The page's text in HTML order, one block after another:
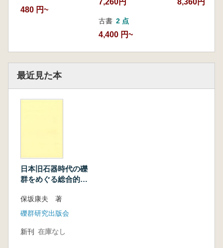
第3節 完形度分析
第4節 接合関係と欠落礫の検討
第5節 礫群とブロック・母岩消費の関わり
第6節 礫群の分類と使用過程の推定
第4章 礫群をめぐる実験考古学
第1節 礫の割れに関する実験的研究
第2節 礫群平面分布に関する実験的研究
第3節 各地の礫群様相
第4節 礫群から集石へ
第5節 多様な礫群
第6節 小結
第1節 礫群の総合的研究
480 円~
古書 2 点
4,400 円~
最近見た本
日本旧石器時代の礫
群をめぐる総合的研
保坂康夫 著
礫群研究出版会
新刊 在庫なし